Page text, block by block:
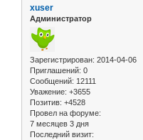
xuser
Администратор
Зарегистрирован: 2014-04-06
Приглашений: 0
Сообщений: 12111
Уважение: +3655
Позитив: +4528
Провел на форуме:
7 месяцев 3 дня
Последний визит: